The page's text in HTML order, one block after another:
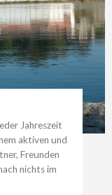
Jahreszeit
aktiven und
Freunden
nichts im